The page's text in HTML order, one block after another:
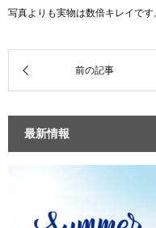
写真よりも実物は数倍キレイです
最新情報